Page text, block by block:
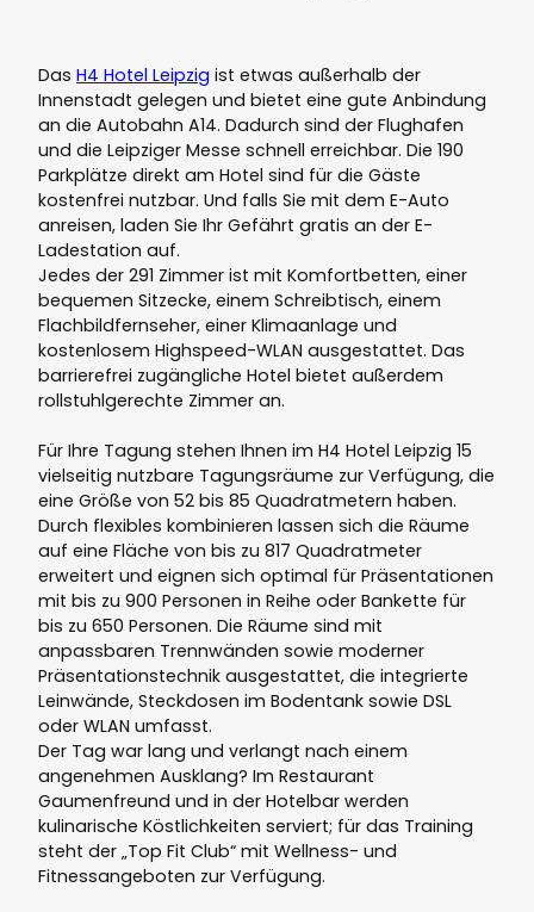
Das H4 Hotel Leipzig ist etwas außerhalb der
Innenstadt gelegen und bietet eine gute Anbindung
an die Autobahn A14. Dadurch sind der Flughafen
und die Leipziger Messe schnell erreichbar. Die 190
Parkplätze direkt am Hotel sind für die Gäste
kostenfrei nutzbar. Und falls Sie mit dem E-Auto
anreisen, laden Sie Ihr Gefährt gratis an der E-
Ladestation auf.
Jedes der 291 Zimmer ist mit Komfortbetten, einer
bequemen Sitzecke, einem Schreibtisch, einem
Flachbildfernseher, einer Klimaanlage und
kostenlosem Highspeed-WLAN ausgestattet. Das
barrierefrei zugängliche Hotel bietet außerdem
rollstuhlgerechte Zimmer an.
Für Ihre Tagung stehen Ihnen im H4 Hotel Leipzig 15
vielseitig nutzbare Tagungsräume zur Verfügung, die
eine Größe von 52 bis 85 Quadratmetern haben.
Durch flexibles kombinieren lassen sich die Räume
auf eine Fläche von bis zu 817 Quadratmeter
erweitert und eignen sich optimal für Präsentationen
mit bis zu 900 Personen in Reihe oder Bankette für
bis zu 650 Personen. Die Räume sind mit
anpassbaren Trennwänden sowie moderner
Präsentationstechnik ausgestattet, die integrierte
Leinwände, Steckdosen im Bodentank sowie DSL
oder WLAN umfasst.
Der Tag war lang und verlangt nach einem
angenehmen Ausklang? Im Restaurant
Gaumenfreund und in der Hotelbar werden
kulinarische Köstlichkeiten serviert; für das Training
steht der „Top Fit Club“ mit Wellness- und
Fitnessangeboten zur Verfügung.